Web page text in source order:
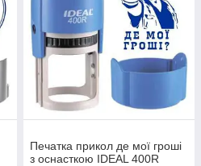
Печатка прикол де мої гроші
з оснасткою IDEAL 400R